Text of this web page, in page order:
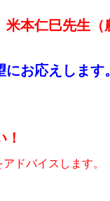
本仁巳先生
お応えします。
ドバイスします。